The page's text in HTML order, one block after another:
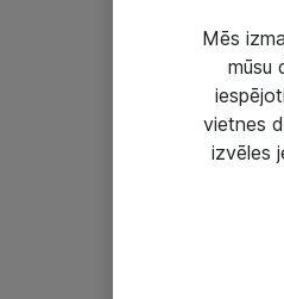
Mēs
mūsu
vietnes
izvēles